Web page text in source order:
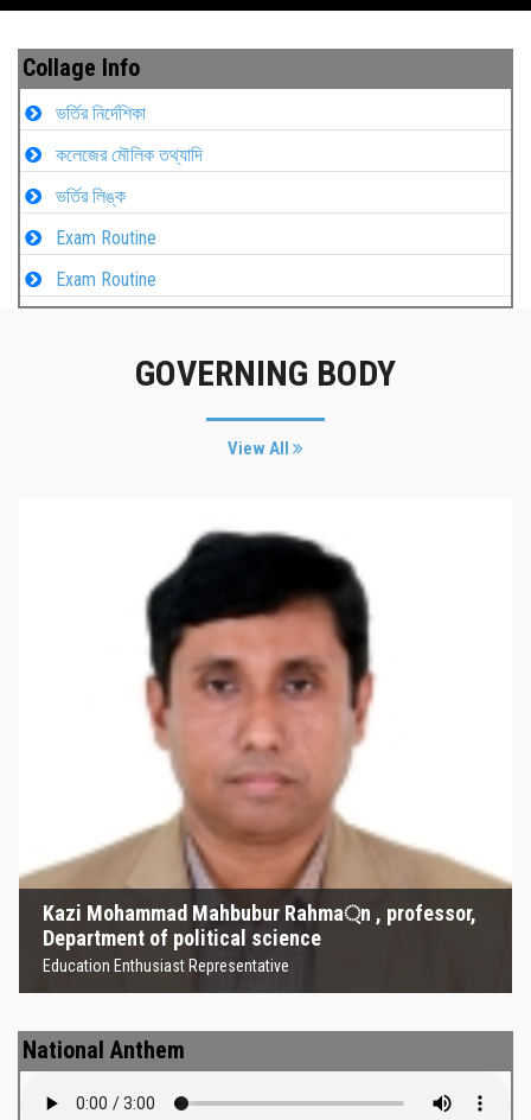
Collage Info
ভর্তির নির্দেশিকা
কলেজের মৌলিক তথ্যাদি
ভর্তির লিঙ্ক
Exam Routine
Exam Routine
GOVERNING BODY
View All
Kazi Mohammad Mahbubur Rahma্‌n , professor,
Department of political science
Education Enthusiast Representative
Kazi Mohammad Mahbubur
Rahma্‌n , professor, Department
of political science
Education Enthusiast Representative
National Anthem